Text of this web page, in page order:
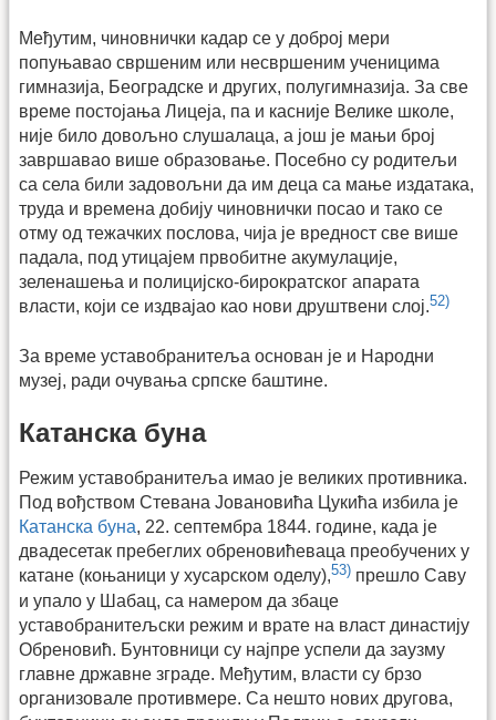
Међутим, чиновнички кадар се у доброј мери
попуњавао свршеним или несвршеним ученицима
гимназија, Београдске и других, полугимназија. За све
време постојања Лицеја, па и касније Велике школе,
није било довољно слушалаца, а још је мањи број
завршавао више образовање. Посебно су родитељи
са села били задовољни да им деца са мање издатака,
труда и времена добију чиновнички посао и тако се
отму од тежачких послова, чија је вредност све више
падала, под утицајем првобитне акумулације,
зеленашења и полицијско-бирократског апарата
власти, који се издвајао као нови друштвени слој.52)
За време уставобранитеља основан је и Народни
музеј, ради очувања српске баштине.
Катанска буна
Режим уставобранитеља имао је великих противника.
Под вођством Стевана Јовановића Цукића избила је
Катанска буна, 22. септембра 1844. године, када је
двадесетак пребеглих обреновићеваца преобучених у
катане (коњаници у хусарском оделу),53) прешло Саву
и упало у Шабац, са намером да збаце
уставобранитељски режим и врате на власт династију
Обреновић. Бунтовници су најпре успели да заузму
главне државне зграде. Међутим, власти су брзо
организовале противмере. Са нешто нових другова,